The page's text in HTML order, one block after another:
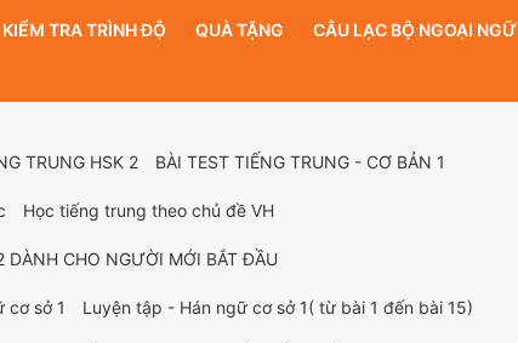
KIỂM TRA TRÌNH ĐỘ QUÀ TẶNG CÂU LẠC BỘ NGOẠI NGỮ
TRUNG HSK 2 BÀI TEST TIẾNG TRUNG - CƠ BẢN 1
Học tiếng trung theo chủ đề VH
DÀNH CHO NGƯỜI MỚI BẮT ĐẦU
cơ sở 1 Luyện tập - Hán ngữ cơ sở 1( từ bài 1 đến bài 15)